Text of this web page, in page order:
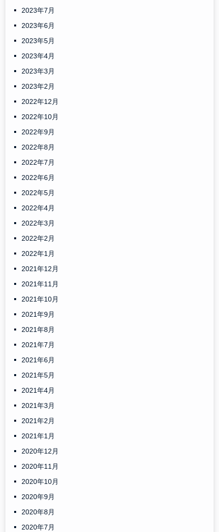
2023年7月
2023年6月
2023年5月
2023年4月
2023年3月
2023年2月
2022年12月
2022年10月
2022年9月
2022年8月
2022年7月
2022年6月
2022年5月
2022年4月
2022年3月
2022年2月
2022年1月
2021年12月
2021年11月
2021年10月
2021年9月
2021年8月
2021年7月
2021年6月
2021年5月
2021年4月
2021年3月
2021年2月
2021年1月
2020年12月
2020年11月
2020年10月
2020年9月
2020年8月
2020年7月